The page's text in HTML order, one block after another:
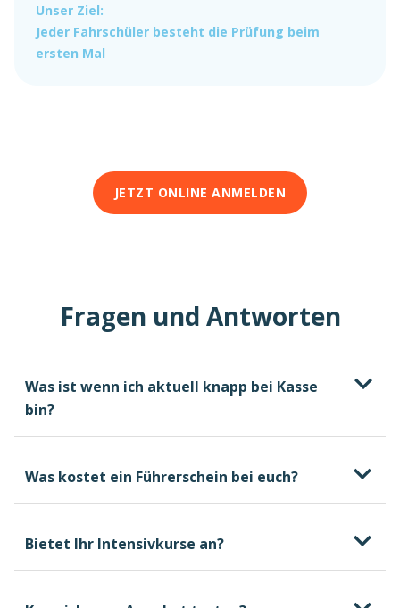
Unser Ziel:
Jeder Fahrschüler besteht die Prüfung beim
ersten Mal
JETZT ONLINE ANMELDEN
Fragen und Antworten
Was ist wenn ich aktuell knapp bei Kasse
bin?
Was kostet ein Führerschein bei euch?
Bietet Ihr Intensivkurse an?